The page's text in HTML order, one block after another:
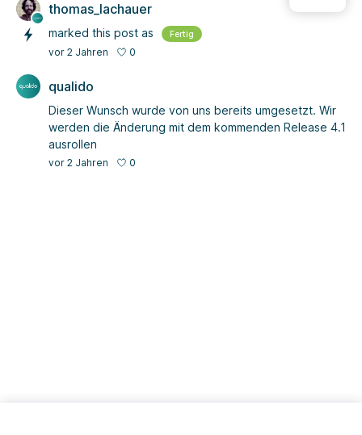
thomas_lachauer
marked this post as Fertig
vor 2 Jahren 0
qualido
Dieser Wunsch wurde von uns bereits umgesetzt. Wir
werden die Änderung mit dem kommenden Release 4.1
ausrollen
vor 2 Jahren 0